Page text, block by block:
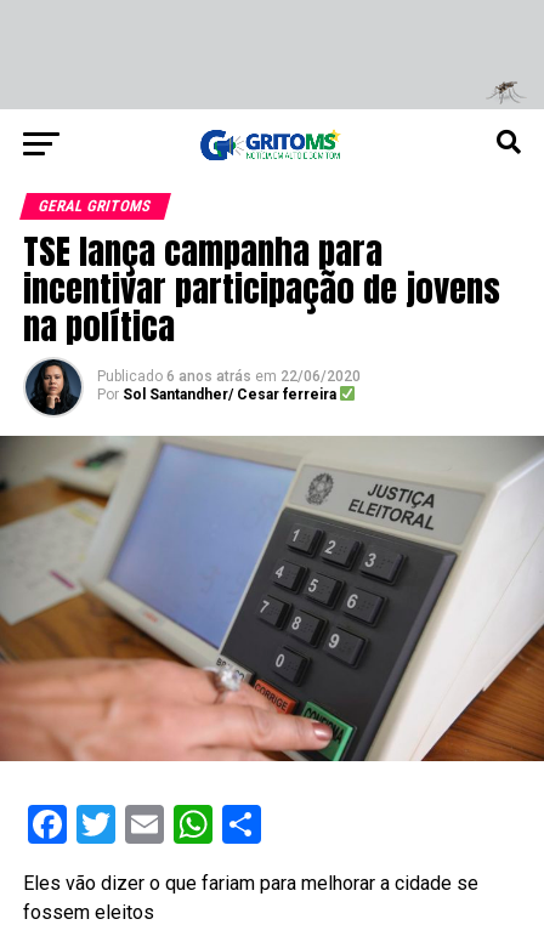
GERAL GRITOMS
TSE lança campanha para
incentivar participação de jovens
na política
Publicado 6 anos atrás em 22/06/2020
Por Sol Santandher/ Cesar ferreira
Facebook
Twitter
EmailWhatsApp
Share
Eles vão dizer o que fariam para melhorar a cidade se
fossem eleitos